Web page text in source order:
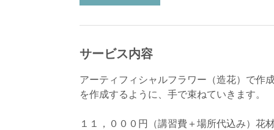
サービス内容
アーティフィシャルフラワー（造花）で作
を作成するように、手で束ねていきます。
１１，０００円（講習費＋場所代込み）花